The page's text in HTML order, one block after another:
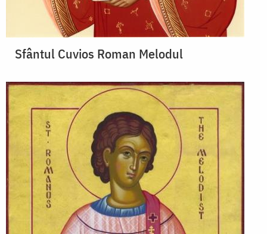
Sfântul Cuvios Roman Melodul